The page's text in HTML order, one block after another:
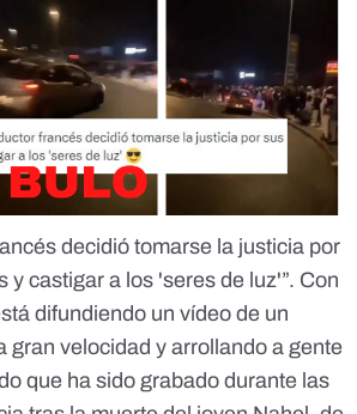
decidió tomarse la justicia por
y castigar a los 'seres de luz'”. Con
difundiendo un vídeo de un
gran velocidad y arrollando a gente
que ha sido grabado durante las